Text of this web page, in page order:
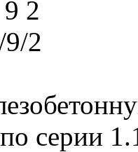
2
2
серии